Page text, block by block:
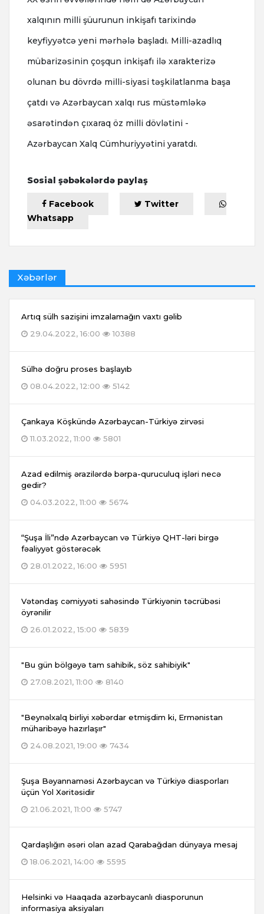
xalqının milli şüurunun inkişafı tarixində
keyfiyyətcə yeni mərhələ başladı. Milli-azadlıq
mübarizəsinin çoşqun inkişafı ilə xarakterizə
olunan bu dövrdə milli-siyasi təşkilatlanma başa
çatdı və Azərbaycan xalqı rus müstəmləkə
əsarətindən çıxaraq öz milli dövlətini -
Azərbaycan Xalq Cümhuriyyətini yaratdı.
Sosial şəbəkələrdə paylaş
Facebook
Twitter
Whatsapp
Xəbərlər
Artıq sülh sazişini imzalamağın vaxtı gəlib
29.04.2022, 16:00
10388
Sülhə doğru proses başlayıb
08.04.2022, 12:00
5142
Çankaya Köşkündə Azərbaycan-Türkiyə zirvəsi
11.03.2022, 11:00
5801
Azad edilmiş ərazilərdə bərpa-quruculuq işləri necə
gedir?
04.03.2022, 11:00
5674
“Şuşa İli”ndə Azərbaycan və Türkiyə QHT-ləri birgə
fəaliyyət göstərəcək
28.01.2022, 16:00
5951
Vətəndaş cəmiyyəti sahəsində Türkiyənin təcrübəsi
öyrənilir
26.01.2022, 15:00
5839
"Bu gün bölgəyə tam sahibik, söz sahibiyik"
27.08.2021, 11:00
8140
"Beynəlxalq birliyi xəbərdar etmişdim ki, Ermənistan
müharibəyə hazırlaşır"
24.08.2021, 19:00
7434
Şuşa Bəyannaməsi Azərbaycan və Türkiyə diasporları
üçün Yol Xəritəsidir
21.06.2021, 11:00
5747
Qardaşlığın əsəri olan azad Qarabağdan dünyaya mesaj
18.06.2021, 14:00
5595
Helsinki və Haaqada azərbaycanlı diasporunun
informasiya aksiyaları